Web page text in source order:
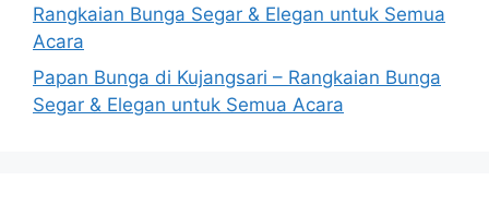
Rangkaian Bunga Segar & Elegan untuk Semua
Acara
Papan Bunga di Kujangsari – Rangkaian Bunga
Segar & Elegan untuk Semua Acara